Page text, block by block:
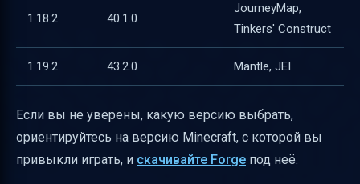
1.18.2 40.1.0
JourneyMap,
Tinkers' Construct
1.19.2 43.2.0 Mantle, JEI
Если вы не уверены, какую версию выбрать,
ориентируйтесь на версию Minecraft, с которой вы
привыкли играть, и скачивайте Forge под неё.